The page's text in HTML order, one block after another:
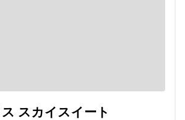
スカイスイート